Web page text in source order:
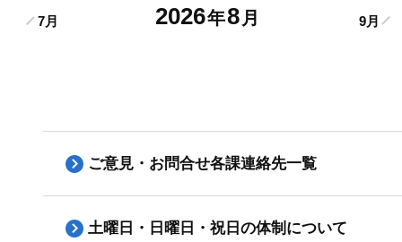
7月 2026年8 月 9月
ご意見・お問合せ各課連絡先一覧
土曜日・日曜日・祝日の体制について